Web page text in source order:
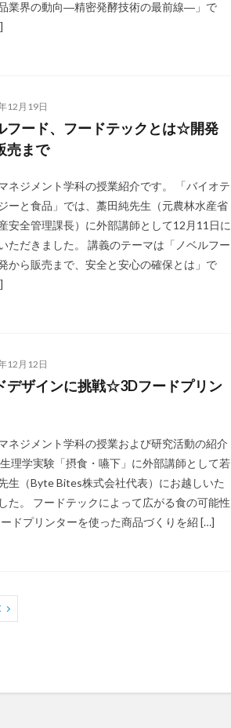
業界の動向―精密発酵技術の最前線―」で
12月19日
フード、フードテックとは☆開発
売まで
ネジメント学科の授業紹介です。 「バイオテ
ーと食品」では、藁田純先生（元農林水産省
安全管理課長）に外部講師として12月11日に
ただきました。 講義のテーマは「ノベルフー
から販売まで、安全と安心の確保とは」で
12月12日
デザインに挑戦☆3Dフードプリン
ネジメント学科の授業および研究活動の紹介
理学実験「摂食・嚥下」に外部講師として若
生（Byte Bites株式会社代表）にお越しいた
た。 フードテックによって広がる食の可能性
ドプリンターを使った商品づくりを紹 […]